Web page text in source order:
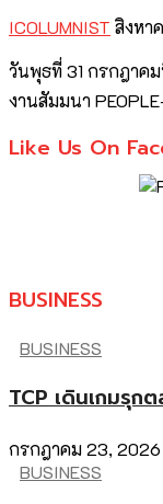
ICOLUMNIST สิงหา
วันพุธที่ 31 กรกฎาค
งานสัมมนา
Like Us On
BUSINESS
BUSINESS
TCP เดินเกมรุก
กรกฎาคม 23, 2026
BUSINESS